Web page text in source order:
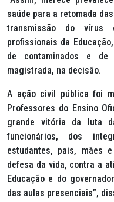
saúde para a retomada
transmissão do vírus
profissionais da
de contaminados e
magistrada, na decisão.
A ação civil pública foi
Professores do Ensino
grande vitória da luta
funcionários, dos
estudantes, pais, mães
defesa da vida, contra a
Educação e do
das aulas presenciais”,